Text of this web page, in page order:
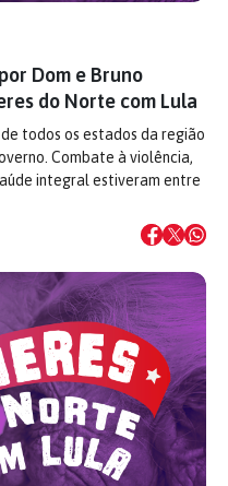
Dom e Bruno
do Norte com Lula
de todos os estados da região
Combate à violência,
integral estiveram entre